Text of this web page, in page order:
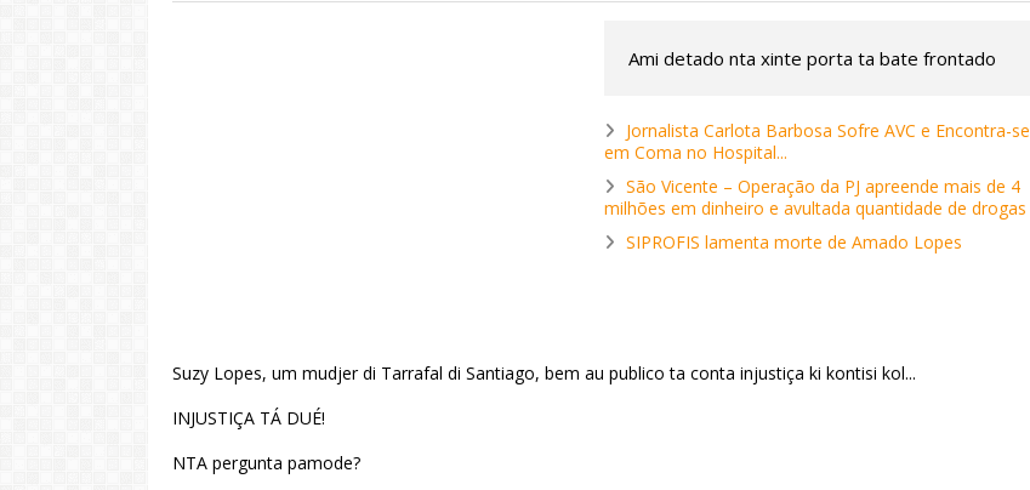
Ami detado nta xinte porta ta bate frontado
Jornalista Carlota Barbosa Sofre AVC e Encontra-se
em Coma no Hospital...
São Vicente – Operação da PJ apreende mais de 4
milhões em dinheiro e avultada quantidade de drogas
SIPROFIS lamenta morte de Amado Lopes
Suzy Lopes, um mudjer di Tarrafal di Santiago, bem au publico ta conta injustiça ki kontisi kol...
INJUSTIÇA TÁ DUÉ!
NTA pergunta pamode?